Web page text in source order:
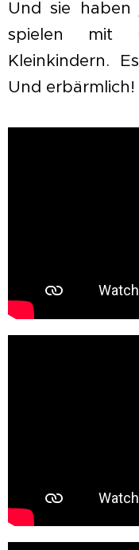
Und sie haben
spielen mit
Kleinkindern.
Und